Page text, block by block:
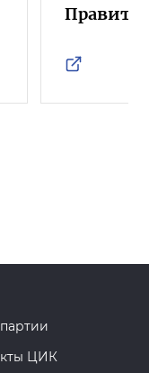
ЦИК